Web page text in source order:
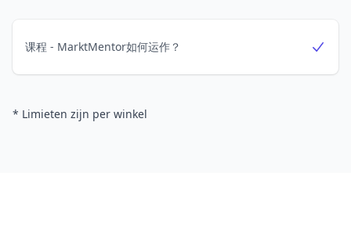
课程 - MarktMentor如何运作？
* Limieten zijn per winkel